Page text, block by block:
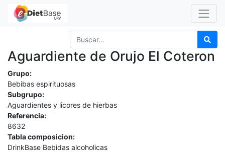
Aguardiente de Orujo El Coteron
Grupo:
Bebibas espirituosas
Subgrupo:
Aguardientes y licores de hierbas
Referencia:
8632
Tabla composicion:
DrinkBase Bebidas alcoholicas